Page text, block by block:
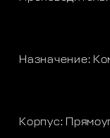
Назначение:
Корпус: